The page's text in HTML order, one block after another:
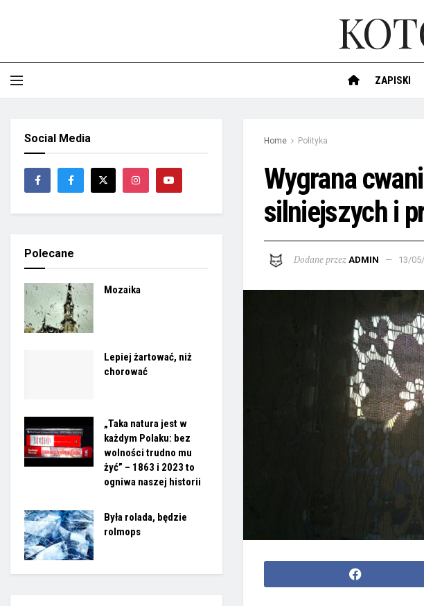
ZAPISKI
Home Polityka
Wygrana
silniejszych i
Dodane przez ADMIN 13/
Social Media
Polecane
Mozaika
Lepiej żartować, niż
chorować
„Taka natura jest w
każdym Polaku: bez
wolności trudno mu
żyć” – 1863 i 2023 to
ogniwa naszej historii
Była rolada, będzie
rolmops